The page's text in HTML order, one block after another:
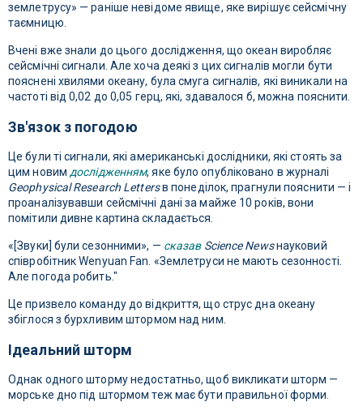
землетрусу» — раніше невідоме явище, яке вирішує сейсмічну
таємницю.
Вчені вже знали до цього дослідження, що океан виробляє
сейсмічні сигнали. Але хоча деякі з цих сигналів могли бути
пояснені хвилями океану, була смуга сигналів, які виникали на
частоті від 0,02 до 0,05 герц, які, здавалося б, можна пояснити.
Зв'язок з погодою
Це були ті сигнали, які американські дослідники, які стоять за
цим новим дослідженням, яке було опубліковано в журналі
Geophysical Research Lettersв понеділок, прагнули пояснити — і
проаналізувавши сейсмічні дані за майже 10 років, вони
помітили дивне картина складається.
«[Звуки] були сезонними», — сказав Science Newsнауковий
співробітник Wenyuan Fan. «Землетруси не мають сезонності.
Але погода робить."
Це призвело команду до відкриття, що струс дна океану
збіглося з бурхливим штормом над ним.
Ідеальний шторм
Однак одного шторму недостатньо, щоб викликати шторм —
морське дно під штормом теж має бути правильної форми.